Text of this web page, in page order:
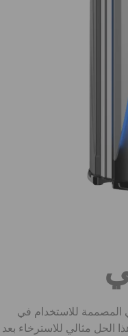
المصممة للاستخدام في
الحل مثالي للاسترخاء بعد